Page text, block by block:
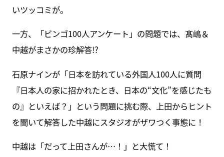
いツッコミが。
一方、「ビンゴ100人アンケート」の問題では、髙嶋＆
中越がまさかの珍解答!?
石原ナインが「日本を訪れている外国人100人に質問
『日本人の家に招かれたとき、日本の“文化”を感じたも
の』といえば？」という問題に挑む際、上田からヒント
を聞いて解答した中越にスタジオがザワつく事態に！
中越は「だって上田さんが…！」と大慌て！